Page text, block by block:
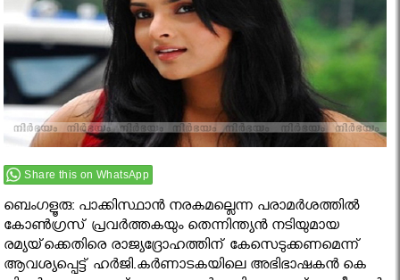
Share this on WhatsApp
ബെംഗളൂരു: പാക്കിസ്ഥാന്‍ നരകമല്ലെന്ന പരാമര്‍ശത്തില്‍
കോണ്‍ഗ്രസ് പ്രവര്‍ത്തകയും തെന്നിന്ത്യന്‍ നടിയുമായ
രമ്യയ്‌ക്കെതിരെ രാജ്യദ്രോഹത്തിന് കേസെടുക്കണമെന്ന്
ആവശ്യപ്പെട്ട് ഹര്‍ജി.കര്‍ണാടകയിലെ അഭിഭാഷകന്‍ കെ